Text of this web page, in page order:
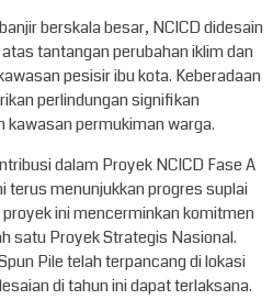
berskala besar, NCICD didesain
tantangan perubahan iklim dan
pesisir ibu kota. Keberadaan
perlindungan signifikan
permukiman warga.
dalam Proyek NCICD Fase A
terus menunjukkan progres suplai
ini mencerminkan komitmen
satu Proyek Strategis Nasional.
Pile telah terpancang di lokasi
di tahun ini dapat terlaksana.